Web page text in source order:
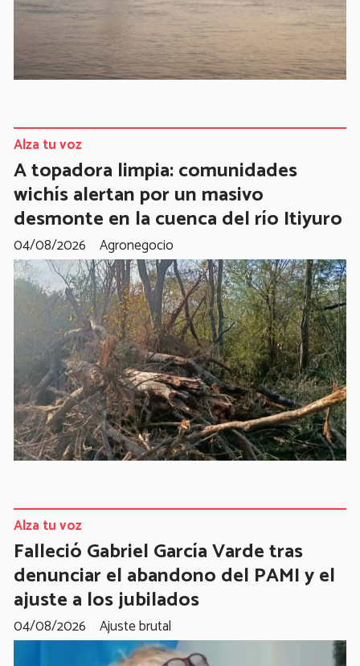
A topadora limpia: comunidades
wichís alertan por un masivo
desmonte en la cuenca del río Itiyuro
Agronegocio
Alza tu voz
04/08/2026
Falleció Gabriel García Varde tras
denunciar el abandono del PAMI y el
ajuste a los jubilados
Ajuste brutal
Alza tu voz
04/08/2026